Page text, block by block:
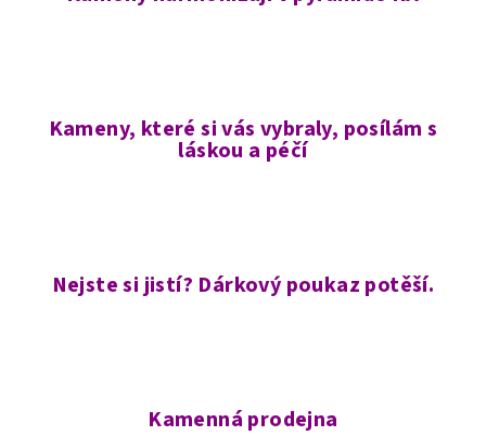
Kameny, které si vás vybraly, posílám s
láskou a péčí
Nejste si jistí? Dárkový poukaz potěší.
Kamenná prodejna